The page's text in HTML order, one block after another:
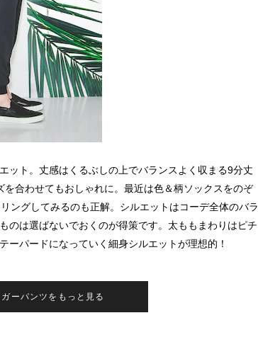
ット。丈感はくるぶしの上でバランスよく収まる9分丈
合わせてもおしゃれに。最近は色＆柄ソックスをのぞ
ングしてみるのも正解。シルエットはコーデ全体のバラ
のは選ばないでおくのが得策です。太ももまわりはピチ
ーパードになっていく細身シルエットが理想的！
ーパンツをもっと見る